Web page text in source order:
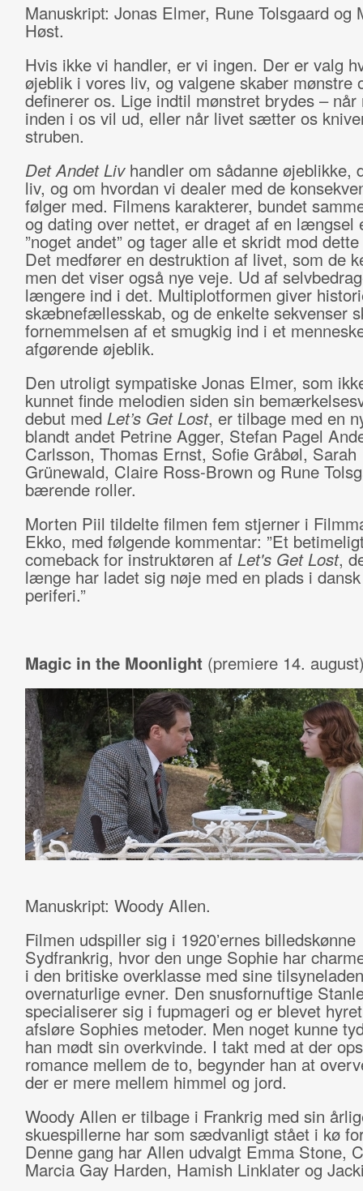
Manuskript: Jonas Elmer, Rune Tolsgaard og
Høst.
Hvis ikke vi handler, er vi ingen. Der er valg
øjeblik i vores liv, og valgene skaber mønstre
definerer os. Lige indtil mønstret brydes – når
inden i os vil ud, eller når livet sætter os
struben.
Det Andet Livhandler om sådanne øjeblikke,
liv, og om hvordan vi dealer med de
følger med. Filmens karakterer, bundet
og dating over nettet, er draget af en længsel
”noget andet” og tager alle et skridt mod
Det medfører en destruktion af livet, som de
men det viser også nye veje. Ud af
længere ind i det. Multiplotformen giver
skæbnefællesskab, og de enkelte sekvenser
fornemmelsen af et smugkig ind i et
afgørende øjeblik.
Den utroligt sympatiske Jonas Elmer, som
kunnet finde melodien siden sin
debut med Let’s Get Lost, er tilbage med en
blandt andet Petrine Agger, Stefan Pagel
Carlsson, Thomas Ernst, Sofie Gråbøl, Sarah
Grünewald, Claire Ross-Brown og Rune
bærende roller.
Morten Piil tildelte filmen fem stjerner i
Ekko, med følgende kommentar: ”Et
comeback for instruktøren af Let's Get Lost,
længe har ladet sig nøje med en plads i
periferi.”
Magic in the Moonlight (premiere 14.
Manuskript: Woody Allen.
Filmen udspiller sig i 1920ʼernes billedskønne
Sydfrankrig, hvor den unge Sophie har
i den britiske overklasse med sine
overnaturlige evner. Den snusfornuftige
specialiserer sig i fupmageri og er blevet
afsløre Sophies metoder. Men noget kunne
han mødt sin overkvinde. I takt med at der
romance mellem de to, begynder han at
der er mere mellem himmel og jord.
Woody Allen er tilbage i Frankrig med sin
skuespillerne har som sædvanligt stået i kø
Denne gang har Allen udvalgt Emma Stone,
Marcia Gay Harden, Hamish Linklater og